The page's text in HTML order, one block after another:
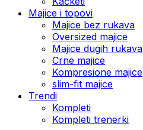
Majice i topovi
Majice bez rukava
Oversized majice
Majice dugih rukava
Crne majice
Kompresione majice
slim-fit majice
Trendi
Kompleti
Kompleti trenerki